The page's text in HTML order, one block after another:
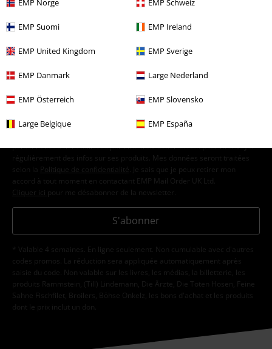
EMP Norge EMP Schweiz
EMP Suomi EMP Ireland
EMP United Kingdom EMP Sverige
EMP Danmark Large Nederland
EMP Österreich EMP Slovensko
Large Belgique EMP España
Profitez d'une remise de 15 % en vous
abonnant maintenant !
Plus d'informations
personnelles soient utilisées par EMP Mail Order UK Ltd pour m’envoyer
régulièrement des infos sur ses produits. Mes données seront traitées
selon la
Politique de confidentialité . Je sais que je peux retirer mon
accord à tout moment en contactant EMP Mail Order UK Ltd.
Cliquer ici pour me désabonner de la newsletter.
S'abonner
* Valable 4 semaines. En ligne seulement. Non cumulable avec d'autres
codes promos. La réduction sera appliquée automatiquement après
saisie du code. Non valable sur les livres, les médias, la billetterie, les
produits Rammstein, (Till) Lindemann, Die Ärzte, Die Toten Hosen, Feine
Sahne Fischfilet, Broilers, Böhse Onkelz, les bons d'achat et les produits
dont le prix inclut un don.